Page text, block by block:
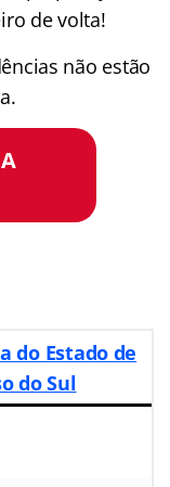
de volta!
não estão
do Estado de
do Sul